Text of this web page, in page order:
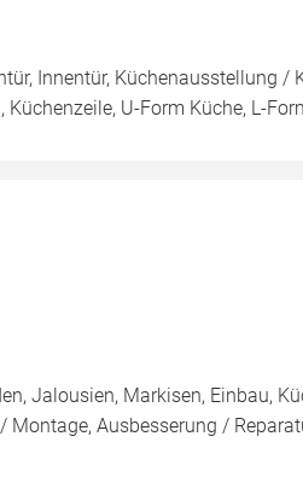
Innentür, Küchenausstellung /
U-Form Küche, L-
Jalousien, Markisen, Einbau,
Ausbesserung /